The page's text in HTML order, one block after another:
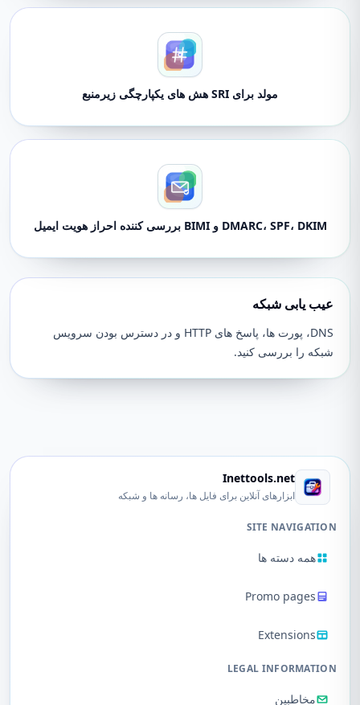
مولد برای SRI هش های یکپارچگی زیرمنبع
DMARC، SPF، DKIM و BIMI بررسی کننده احراز هویت ایمیل
عیب یابی شبکه
DNS، پورت ها، پاسخ های HTTP و در دسترس بودن سرویس
شبکه را بررسی کنید.
Inettools.net
ابزارهای آنلاین برای فایل ها، رسانه ها و شبکه
SITE NAVIGATION
همه دسته ها
Promo pages
Extensions
LEGAL INFORMATION
مخاطبین